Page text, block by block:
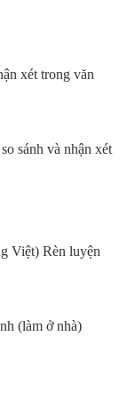
xét trong văn
sánh và nhận xét
Việt) Rèn luyện
(làm ở nhà)